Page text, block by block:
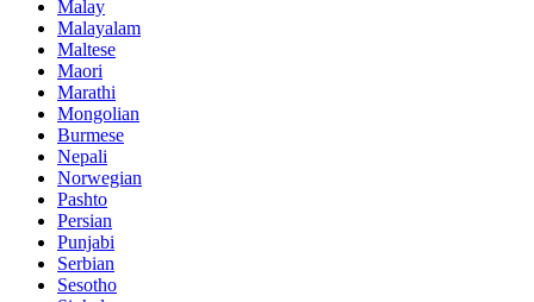
Malay
Malayalam
Maltese
Maori
Marathi
Mongolian
Burmese
Nepali
Norwegian
Pashto
Persian
Punjabi
Serbian
Sesotho